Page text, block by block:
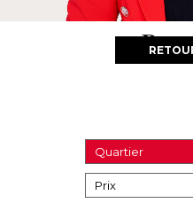
Quartier
Prix